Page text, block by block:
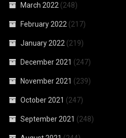
March 2022 (248)
February 2022 (217)
January 2022 (219)
December 2021 (247)
November 2021 (239)
October 2021 (247)
September 2021 (248)